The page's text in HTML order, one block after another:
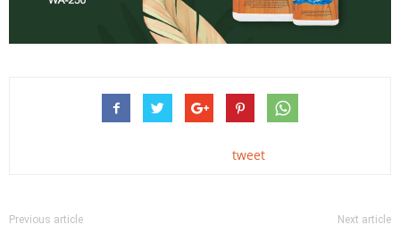
tweet
Previous article Next article